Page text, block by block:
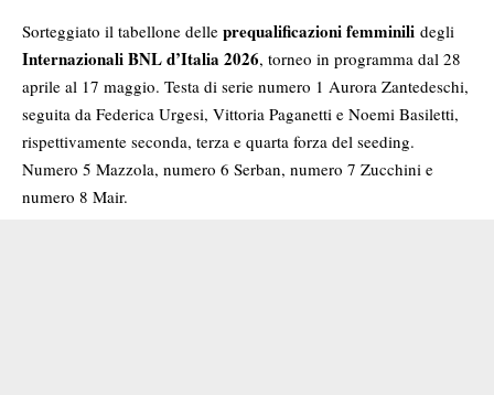
Sorteggiato il tabellone delle prequalificazioni femminili degli
Internazionali BNL d’Italia 2026, torneo in programma dal 28
aprile al 17 maggio. Testa di serie numero 1 Aurora Zantedeschi,
seguita da Federica Urgesi, Vittoria Paganetti e Noemi Basiletti,
rispettivamente seconda, terza e quarta forza del seeding.
Numero 5 Mazzola, numero 6 Serban, numero 7 Zucchini e
numero 8 Mair.